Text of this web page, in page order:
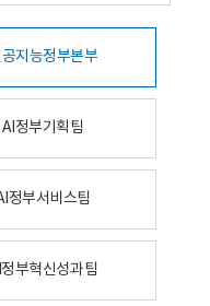
지능정부본부
AI정부기획팀
정부서비스팀
부혁신성과팀